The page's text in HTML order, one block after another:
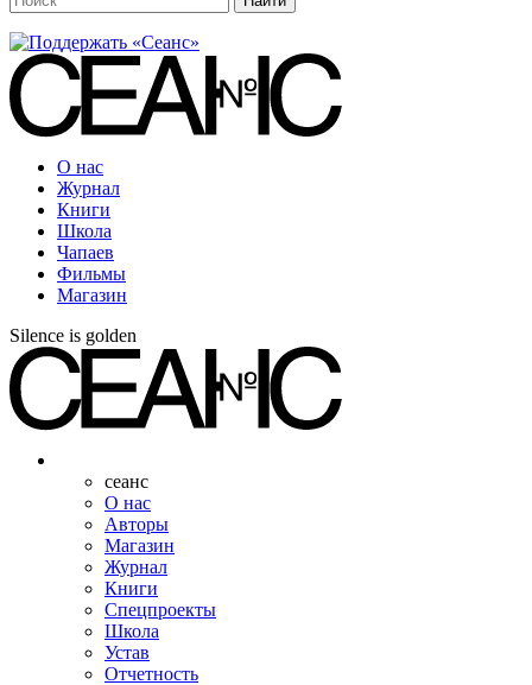
О нас
Журнал
Книги
Школа
Чапаев
Фильмы
Магазин
Silence is golden
сеанс
О нас
Авторы
Магазин
Журнал
Книги
Спецпроекты
Школа
Устав
Отчетность